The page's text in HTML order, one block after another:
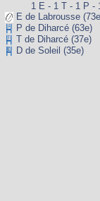
1 E - 1 T - 1 P -
E de Labrousse
P de Diharcé (63e)
T de Diharcé (37e)
D de Soleil (35e)